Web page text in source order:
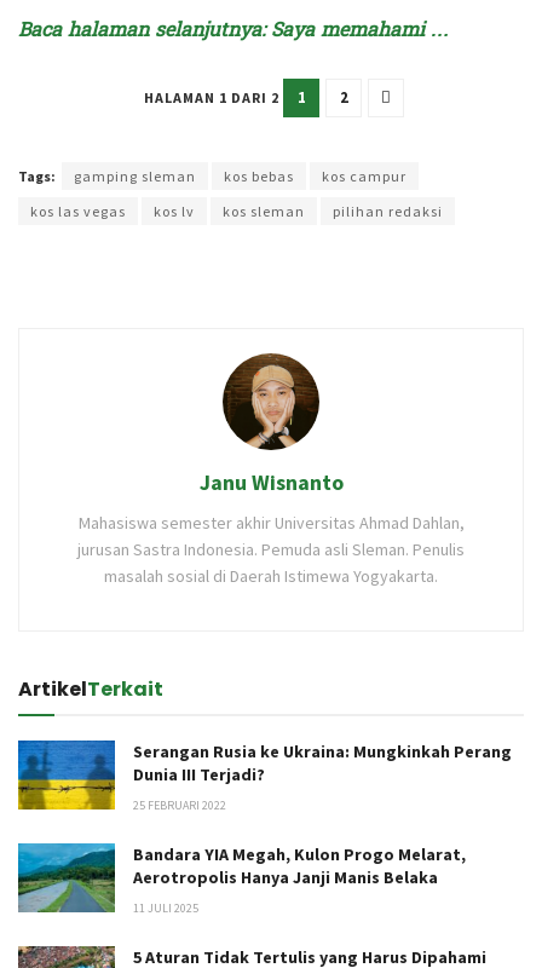
Baca halaman selanjutnya: Saya memahami …
HALAMAN 1 DARI 2 1 2
Tags: gamping sleman kos bebas
kos campur
kos las vegas
kos lv kos sleman pilihan redaksi
Janu Wisnanto
Mahasiswa semester akhir Universitas Ahmad Dahlan,
jurusan Sastra Indonesia. Pemuda asli Sleman. Penulis
masalah sosial di Daerah Istimewa Yogyakarta.
ArtikelTerkait
Serangan Rusia ke Ukraina: Mungkinkah Perang
Dunia III Terjadi?
25 FEBRUARI 2022
Bandara YIA Megah, Kulon Progo Melarat,
Aerotropolis Hanya Janji Manis Belaka
11 JULI 2025
5 Aturan Tidak Tertulis yang Harus Dipahami